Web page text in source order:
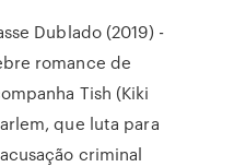
Dublado (2019) -
romance de
Tish (Kiki
que luta para
criminal